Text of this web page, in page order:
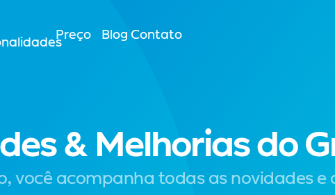
Preço Blog Contato
& Melhorias do
você acompanha todas as novidades e